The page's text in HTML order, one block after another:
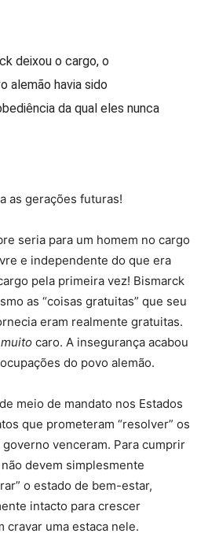
deixou o cargo, o
alemão havia sido
da qual eles nunca
as gerações futuras!
seria para um homem no cargo
e independente do que era
pela primeira vez! Bismarck
as “coisas gratuitas” que seu
eram realmente gratuitas.
muito caro. A insegurança acabou
do povo alemão.
meio de mandato nos Estados
que prometeram “resolver” os
venceram. Para cumprir
devem simplesmente
o estado de bem-estar,
intacto para crescer
cravar uma estaca nele.